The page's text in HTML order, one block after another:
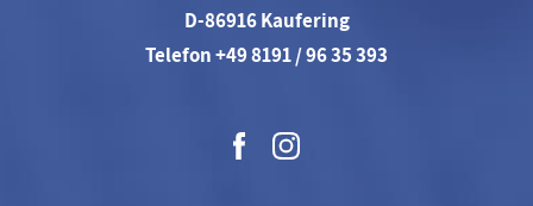
D-86916 Kaufering
Telefon +49 8191 / 96 35 393